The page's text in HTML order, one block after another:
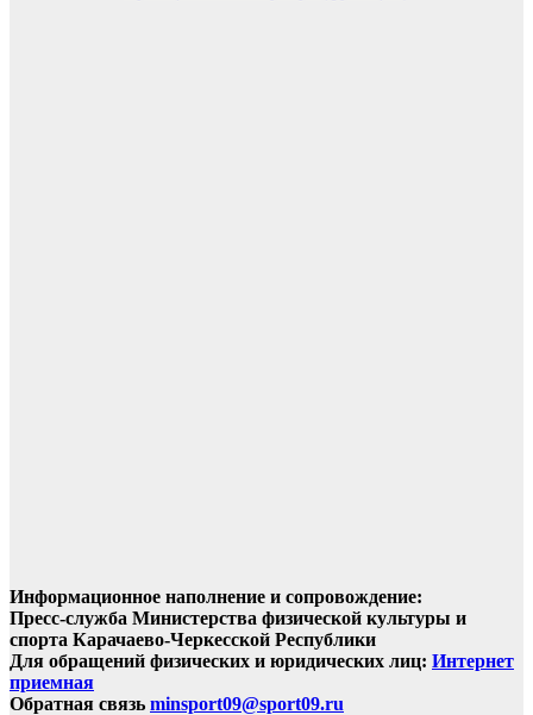
Информационное наполнение и сопровождение:
Пресс-служба Министерства физической культуры и
спорта Карачаево-Черкесской Республики
Для обращений физических и юридических лиц: Интернет
приемная
Обратная связь minsport09@sport09.ru